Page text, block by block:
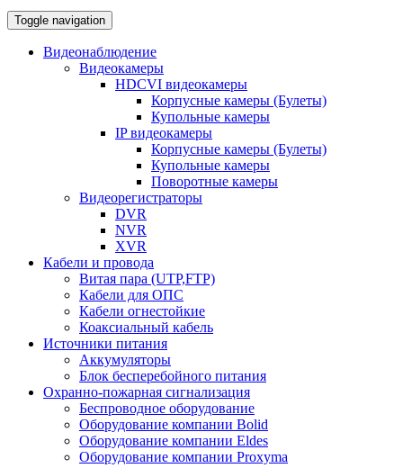
Toggle navigation
Видеонаблюдение
Видеокамеры
HDCVI видеокамеры
Корпусные камеры (Булеты)
Купольные камеры
IP видеокамеры
Корпусные камеры (Булеты)
Купольные камеры
Поворотные камеры
Видеорегистраторы
DVR
NVR
XVR
Кабели и провода
Витая пара (UTP,FTP)
Кабели для ОПС
Кабели огнестойкие
Коаксиальный кабель
Источники питания
Аккумуляторы
Блок бесперебойного питания
Охранно-пожарная сигнализация
Беспроводное оборудование
Оборудование компании Bolid
Оборудование компании Eldes
Оборудование компании Proxyma